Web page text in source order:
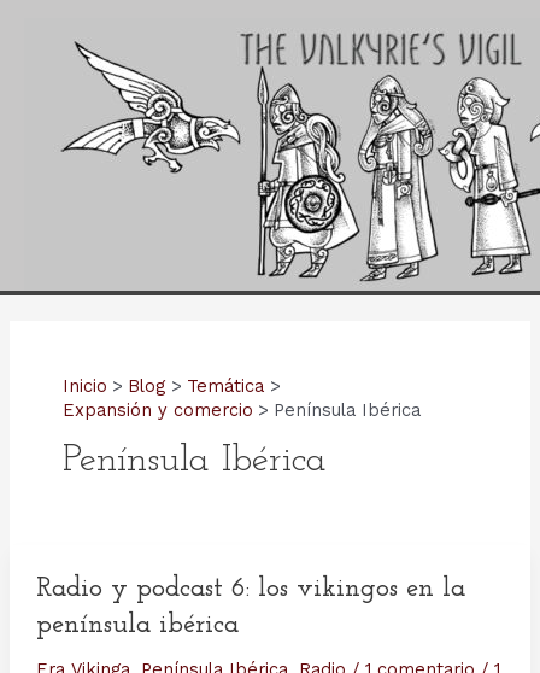
Inicio Blog
Temática
Expansión y comercio
Península Ibérica
Península Ibérica
Radio y podcast 6: los vikingos en la
península ibérica